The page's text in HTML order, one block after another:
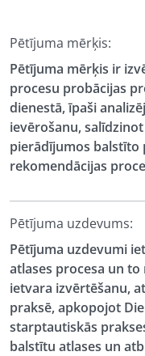
Pētījuma mērķis:
Pētījuma mērķis ir
procesu probācijas
dienestā, īpaši
ievērošanu,
pierādījumos balstīto
rekomendācijas
Pētījuma uzdevums:
Pētījuma uzdevumi
atlases procesa un
ietvara izvērtēšanu,
praksē, apkopojot
starptautiskās
balstītu atlases un